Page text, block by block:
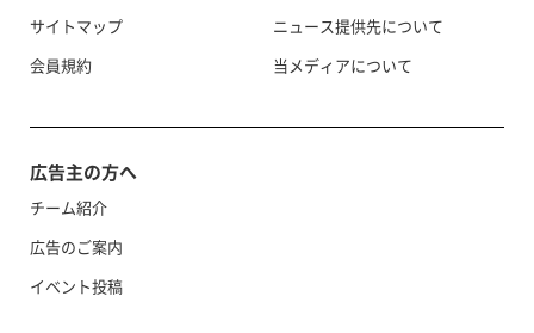
サイトマップ
会員規約
ニュース提供先について
当メディアについて
広告主の方へ
チーム紹介
広告のご案内
イベント投稿